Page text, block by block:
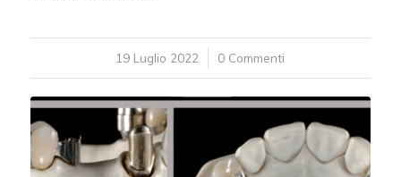
19 Luglio 2022
/ 0 Commenti